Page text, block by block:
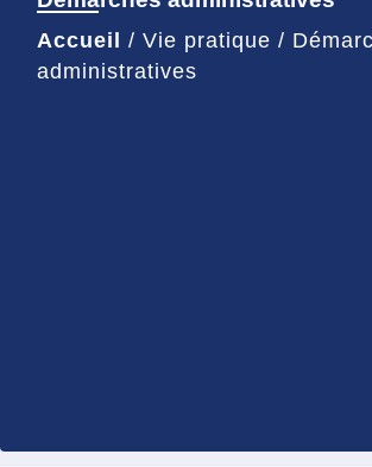
Accueil / Vie pratique /
administratives